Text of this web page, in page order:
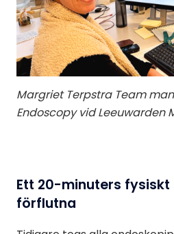
Margriet Terpstra Team
Endoscopy vid Leeuwarden
Ett 20-minuters
förflutna